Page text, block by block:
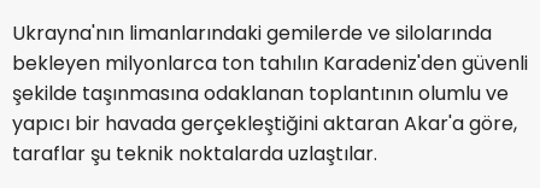
Ukrayna'nın limanlarındaki gemilerde ve silolarında
bekleyen milyonlarca ton tahılın Karadeniz'den güvenli
şekilde taşınmasına odaklanan toplantının olumlu ve
yapıcı bir havada gerçekleştiğini aktaran Akar'a göre,
taraflar şu teknik noktalarda uzlaştılar.